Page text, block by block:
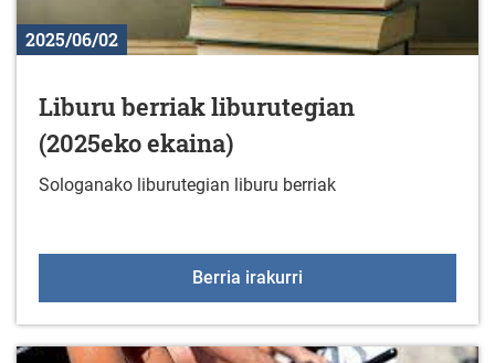
2025/06/02
Liburu berriak liburutegian
(2025eko ekaina)
Sologanako liburutegian liburu berriak
Berria irakurri